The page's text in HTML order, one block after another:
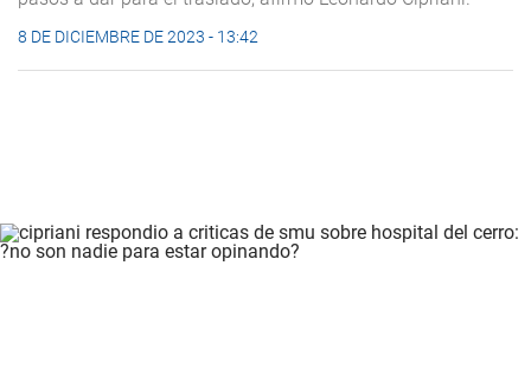
8 DE DICIEMBRE DE 2023 - 13:42